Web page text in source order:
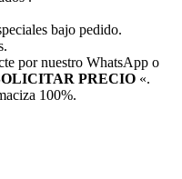
bajo pedido.
por nuestro WhatsApp o
PRECIO «.
100%.